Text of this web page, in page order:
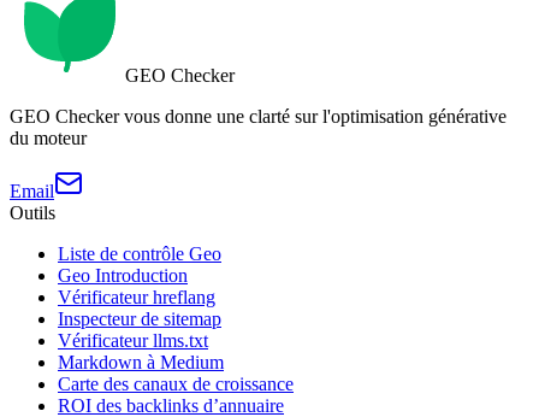
GEO Checker
GEO Checker vous donne une clarté sur l'optimisation générative
du moteur
Email
Outils
Liste de contrôle Geo
Geo Introduction
Vérificateur hreflang
Inspecteur de sitemap
Vérificateur llms.txt
Markdown à Medium
Carte des canaux de croissance
ROI des backlinks d’annuaire